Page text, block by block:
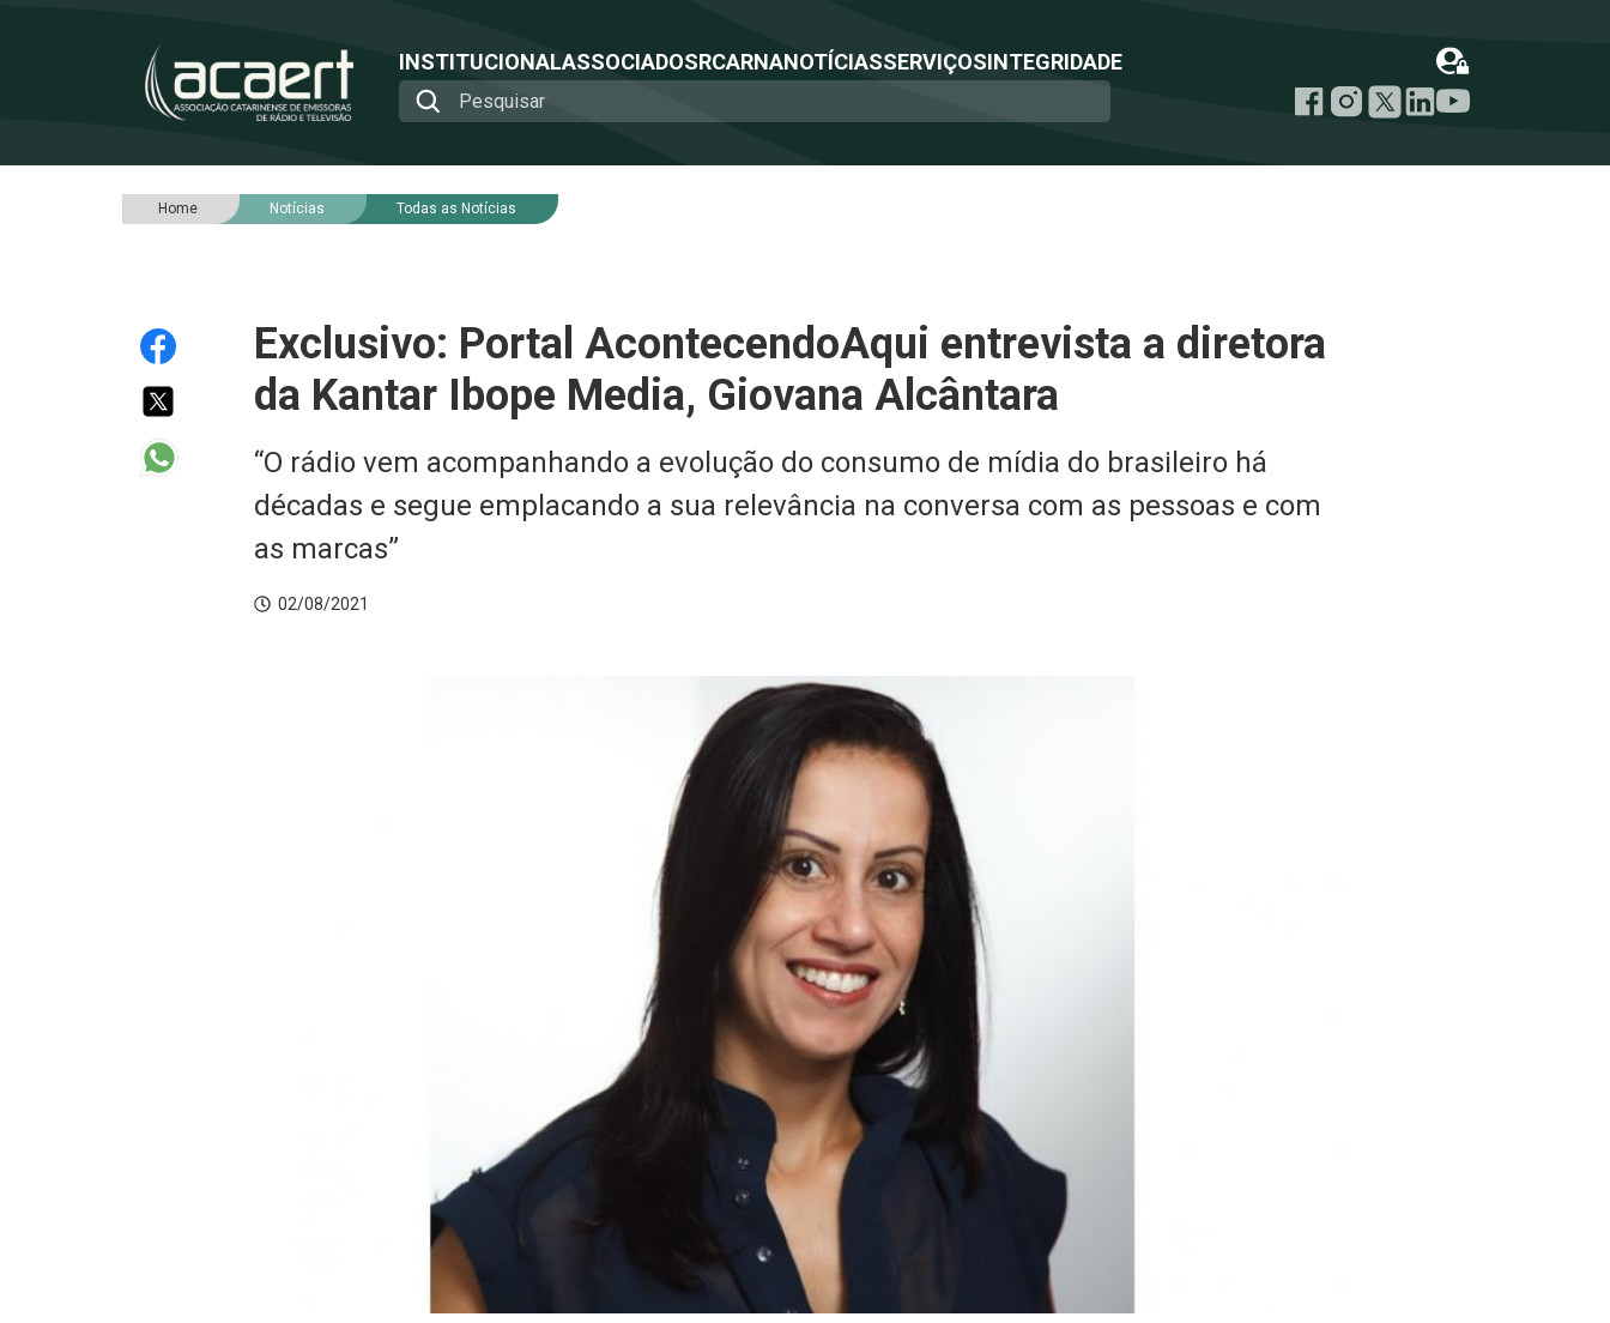
INSTITUCIONALASSOCIADOSRCARNANOTÍCIASSERVIÇOSINTEGRIDADE
Home Notícias Todas as Notícias
Exclusivo: Portal AcontecendoAqui entrevista a diretora
da Kantar Ibope Media, Giovana Alcântara
“O rádio vem acompanhando a evolução do consumo de mídia do brasileiro há
décadas e segue emplacando a sua relevância na conversa com as pessoas e com
as marcas”
02/08/2021